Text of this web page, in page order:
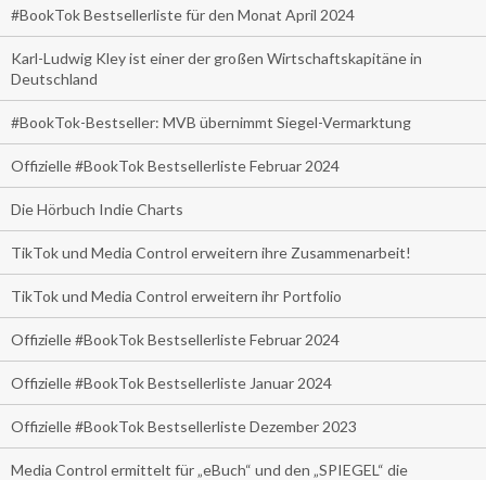
#BookTok Bestsellerliste für den Monat April 2024
Karl-Ludwig Kley ist einer der großen Wirtschaftskapitäne in
Deutschland
#BookTok-Bestseller: MVB übernimmt Siegel-Vermarktung
Offizielle #BookTok Bestsellerliste Februar 2024
Die Hörbuch Indie Charts
TikTok und Media Control erweitern ihre Zusammenarbeit!
TikTok und Media Control erweitern ihr Portfolio
Offizielle #BookTok Bestsellerliste Februar 2024
Offizielle #BookTok Bestsellerliste Januar 2024
Offizielle #BookTok Bestsellerliste Dezember 2023
Media Control ermittelt für „eBuch“ und den „SPIEGEL“ die